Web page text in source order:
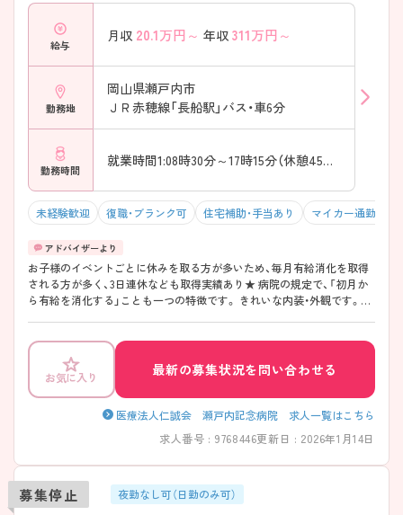
給与
月収 20.1万円～ 年収 311万円～
勤務地
岡山県瀬戸内市
ＪＲ赤穂線「長船駅」バス・車6分
勤務時間
就業時間1:08時30分～17時15分（休憩45分）
未経験歓迎 復職・ブランク可 住宅補助・手当あり マイカー通勤可・
お子様のイベントごとに休みを取る方が多いため、毎月有給消化を取得
される方が多く、3日連休なども取得実績あり★ 病院の規定で、「初月か
ら有給を消化する」ことも一つの特徴です。 きれいな内装・外観です。ま
お気に入り 最新の募集状況を問い合わせる
医療法人仁誠会 瀬戸内記念病院 求人一覧はこちら
求人番号 : 9768446更新日 : 2026年1月14日
募集停止 夜勤なし可（日勤のみ可）